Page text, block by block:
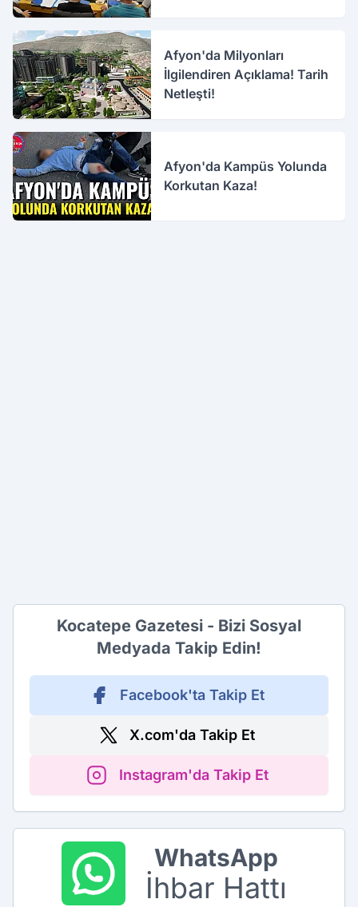
Afyon'da Milyonları
İlgilendiren Açıklama! Tarih
Netleşti!
Afyon'da Kampüs Yolunda
Korkutan Kaza!
Kocatepe Gazetesi - Bizi Sosyal
Medyada Takip Edin!
Facebook'ta Takip Et
X.com'da Takip Et
Instagram'da Takip Et
WhatsApp
İhbar Hattı